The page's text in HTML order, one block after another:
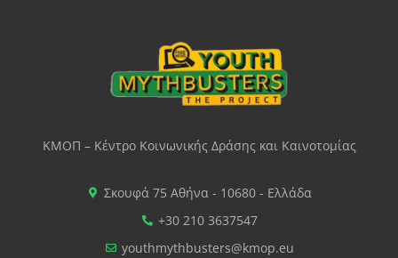
ΚΜΟΠ – Κέντρο Κοινωνικής Δράσης και Καινοτομίας
Σκουφά 75 Αθήνα - 10680 - Ελλάδα
+30 210 3637547
youthmythbusters@kmop.eu